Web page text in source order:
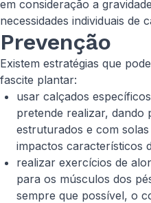
em consideração a
necessidades individuais de
Prevenção
Existem estratégias que
fascite plantar:
usar calçados
pretende realizar, dando
estruturados e com
impactos característicos
realizar exercícios de
para os músculos dos
sempre que possível, o